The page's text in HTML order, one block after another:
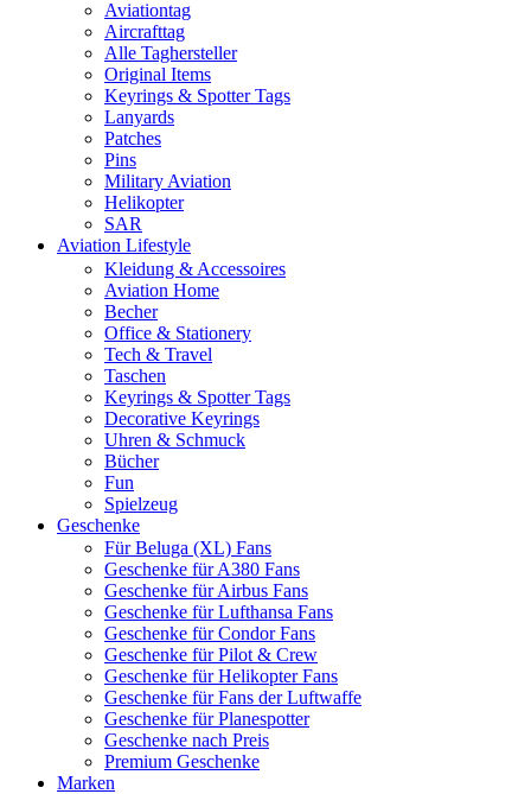
Aviationtag
Aircrafttag
Alle Taghersteller
Original Items
Keyrings & Spotter Tags
Lanyards
Patches
Pins
Military Aviation
Helikopter
SAR
Aviation Lifestyle
Kleidung & Accessoires
Aviation Home
Becher
Office & Stationery
Tech & Travel
Taschen
Keyrings & Spotter Tags
Decorative Keyrings
Uhren & Schmuck
Bücher
Fun
Spielzeug
Geschenke
Für Beluga (XL) Fans
Geschenke für A380 Fans
Geschenke für Airbus Fans
Geschenke für Lufthansa Fans
Geschenke für Condor Fans
Geschenke für Pilot & Crew
Geschenke für Helikopter Fans
Geschenke für Fans der Luftwaffe
Geschenke für Planespotter
Geschenke nach Preis
Premium Geschenke
Marken